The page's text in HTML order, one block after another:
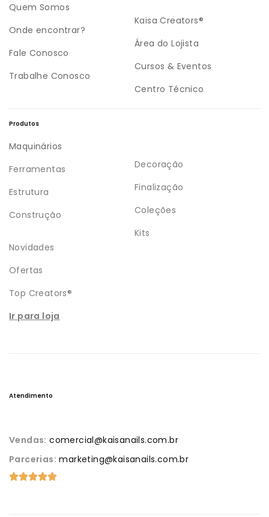
Quem Somos
Onde encontrar?
Fale Conosco
Trabalhe Conosco
Kaisa Creators®
Área do Lojista
Cursos & Eventos
Centro Técnico
Produtos
Maquinários
Ferramentas
Estrutura
Construção
Decoração
Finalização
Coleções
Kits
Novidades
Ofertas
Top Creators®
Ir para loja
Atendimento
Vendas: comercial@kaisanails.com.br
Parcerias: marketing@kaisanails.com.br